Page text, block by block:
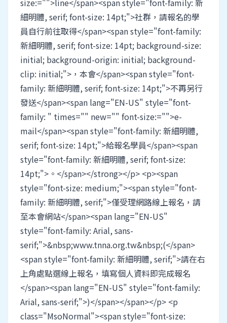
size:="">line</span><span style="font-family: 新
細明體, serif; font-size: 14pt;">社群，請報名的學
員自行前往取得</span><span style="font-family:
新細明體, serif; font-size: 14pt; background-size:
initial; background-origin: initial; background-
clip: initial;">，本會</span><span style="font-
family: 新細明體, serif; font-size: 14pt;">不再另行
發送</span><span lang="EN-US" style="font-
family: " times="" new="" font-size:="">e-
mail</span><span style="font-family: 新細明體,
serif; font-size: 14pt;">給報名學員</span><span
style="font-family: 新細明體, serif; font-size:
14pt;">。</span></strong></p> <p><span
style="font-size: medium;"><span style="font-
family: 新細明體, serif;">僅受理網路線上報名，請
至本會網站</span><span lang="EN-US"
style="font-family: Arial, sans-
serif;">&nbsp;www.tnna.org.tw&nbsp;(</span>
<span style="font-family: 新細明體, serif;">請在右
上角處點選線上報名，填寫個人資料即完成報名
</span><span lang="EN-US" style="font-family:
Arial, sans-serif;">)</span></span></p> <p
class="MsoNormal"><span style="font-size: